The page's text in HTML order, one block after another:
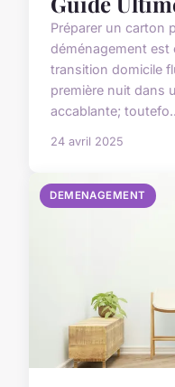
Préparer un carton
déménagement est
transition domicile
première nuit dans
accablante;
24 avril 2025
DEMENAGEMENT